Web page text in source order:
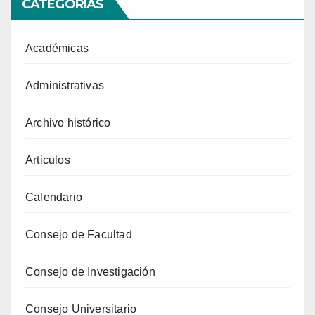
CATEGORIAS
Académicas
Administrativas
Archivo histórico
Articulos
Calendario
Consejo de Facultad
Consejo de Investigación
Consejo Universitario